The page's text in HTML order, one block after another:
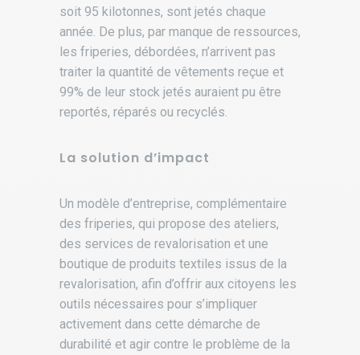
soit 95 kilotonnes, sont jetés chaque
année. De plus, par manque de ressources,
les friperies, débordées, n’arrivent pas
traiter la quantité de vêtements reçue et
99% de leur stock jetés auraient pu être
reportés, réparés ou recyclés.
La solution d’impact
Un modèle d’entreprise, complémentaire
des friperies, qui propose des ateliers,
des services de revalorisation et une
boutique de produits textiles issus de la
revalorisation, afin d’offrir aux citoyens les
outils nécessaires pour s’impliquer
activement dans cette démarche de
durabilité et agir contre le problème de la